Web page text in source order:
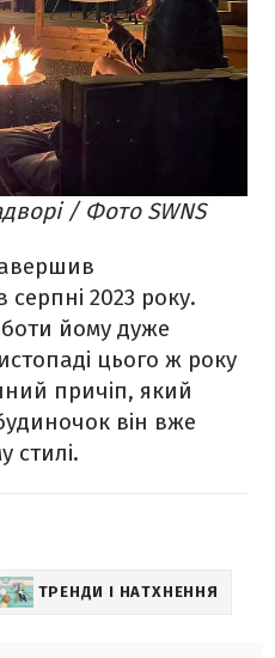
/ Фото SWNS
2023 року.
йому дуже
цього ж року
причіп, який
він вже
стилі.
ТРЕНДИ І НАТХНЕННЯ